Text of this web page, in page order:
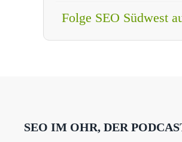
Folge SEO Südwest
SEO IM OHR, DER